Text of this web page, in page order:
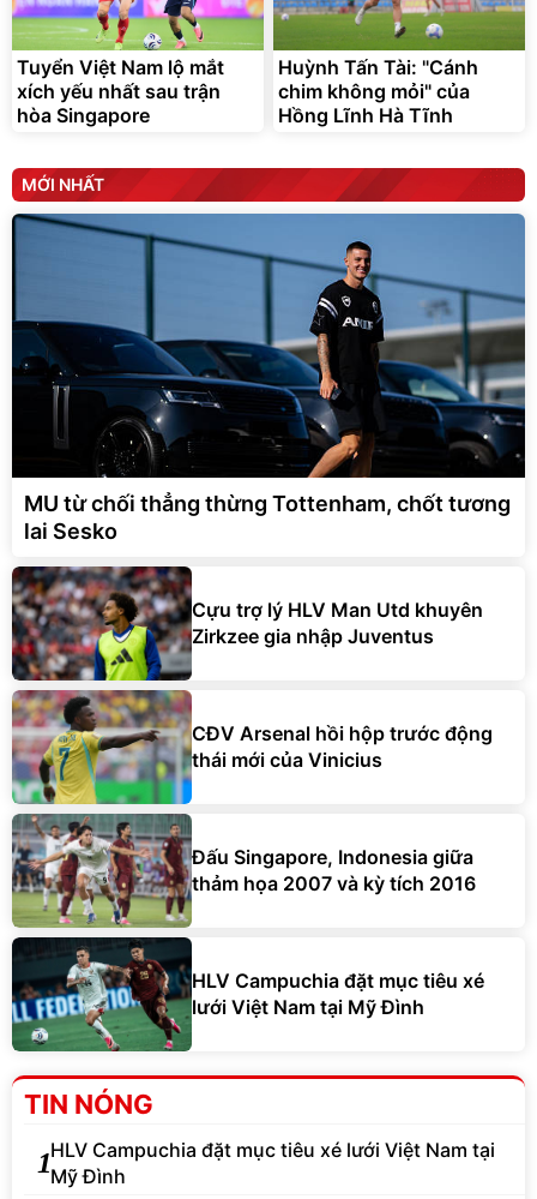
Tuyển Việt Nam lộ mắt
xích yếu nhất sau trận
hòa Singapore
Huỳnh Tấn Tài: "Cánh
chim không mỏi" của
Hồng Lĩnh Hà Tĩnh
MỚI NHẤT
MU từ chối thẳng thừng Tottenham, chốt tương
lai Sesko
Cựu trợ lý HLV Man Utd khuyên
Zirkzee gia nhập Juventus
CĐV Arsenal hồi hộp trước động
thái mới của Vinicius
Đấu Singapore, Indonesia giữa
thảm họa 2007 và kỳ tích 2016
HLV Campuchia đặt mục tiêu xé
lưới Việt Nam tại Mỹ Đình
TIN NÓNG
1HLV Campuchia đặt mục tiêu xé lưới Việt Nam tại
Mỹ Đình